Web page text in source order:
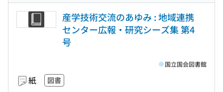
産学技術交流のあゆみ : 地域連携
センター広報・研究シーズ集 第4
号
紙 図書
国立国会図書館